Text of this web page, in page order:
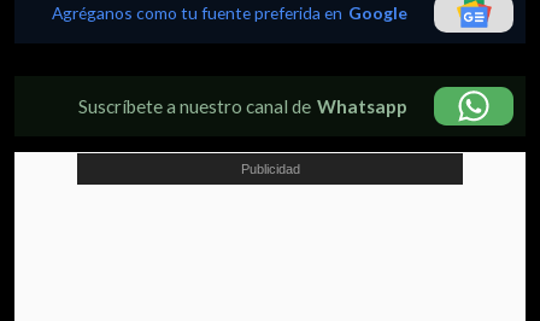
Agréganos como tu fuente preferida en Google
Suscríbete a nuestro canal de Whatsapp